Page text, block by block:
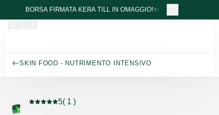
Passa al contenuto principale
BORSA FIRMATA KERA TILL IN OMAGGIO!✨
SKIN FOOD - NUTRIMENTO INTENSIVO
Valutazione attuale: 5 su 5 stelle recensito da 1
5( 1 )